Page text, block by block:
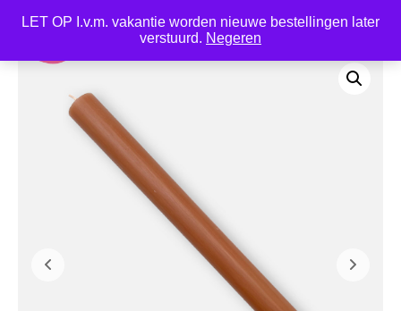
LET OP I.v.m. vakantie worden nieuwe bestellingen later
verstuurd. Negeren